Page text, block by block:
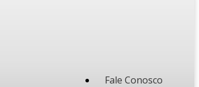
Fale Conosco